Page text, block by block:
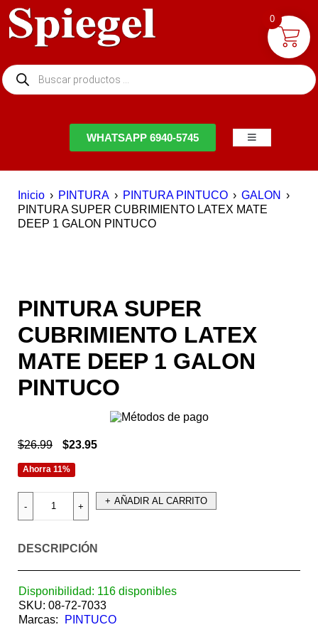
WHATSAPP 6940-5745
Inicio › PINTURA › PINTURA PINTUCO › GALON ›
PINTURA SUPER CUBRIMIENTO LATEX MATE
DEEP 1 GALON PINTUCO
PINTURA SUPER
CUBRIMIENTO LATEX
MATE DEEP 1 GALON
PINTUCO
$26.99 $23.95
Ahorra 11%
AÑADIR AL CARRITO
DESCRIPCIÓN
Disponibilidad: 116 disponibles
SKU: 08-72-7033
Marcas:
PINTUCO
0